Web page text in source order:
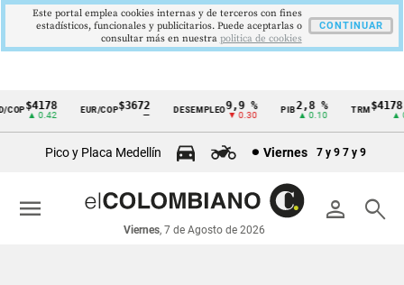
Cintillo
económicos
Colombia
$4178
▲ 0.42
EUR/COP$3672 DESEMPLEO 9,9 %
▼ 0.30
PIB2,8 %
▲ 0.10
TRM
▲
Pico y Placa Medellín Viernes 7 y 9 7 y 9
person search
Viernes, 7 de Agosto de 2026
menu
Este portal emplea cookies internas y de terceros con fines
estadísticos, funcionales y publicitarios. Puede aceptarlas o
consultar más en nuestra politica de cookies
CONTINUAR